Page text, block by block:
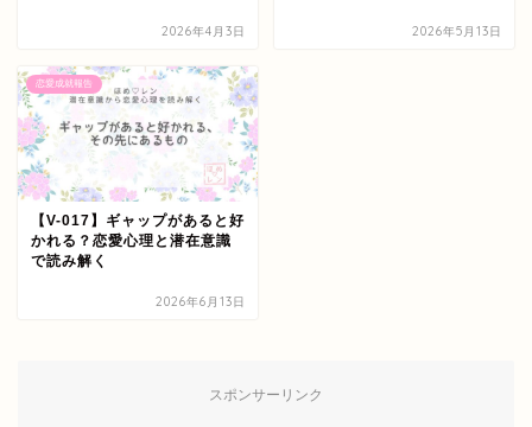
2026年4月3日 2026年5月13日
恋愛成就報告
【V-017】ギャップがあると好
かれる？恋愛心理と潜在意識
で読み解く
2026年6月13日
スポンサーリンク